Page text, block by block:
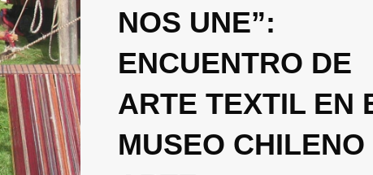
NOS UNE”:
ENCUENTRO DE
ARTE TEXTIL EN
MUSEO CHILENO